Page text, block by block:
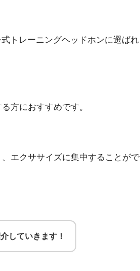
トレーニングヘッドホンに選ばれ
方におすすめです。
エクササイズに集中することがで
していきます！